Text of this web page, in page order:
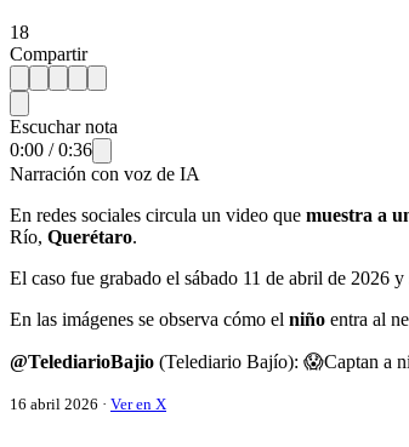
18
Compartir
Escuchar nota
0:00 /0:36
Narración con voz de IA
En redes sociales circula un video que muestra a
Río, Querétaro.
El caso fue grabado el sábado 11 de abril de 2026
En las imágenes se observa cómo el niño entra al
@TelediarioBajio (Telediario Bajío): 😱Captan a
16 abril 2026 · Ver en X